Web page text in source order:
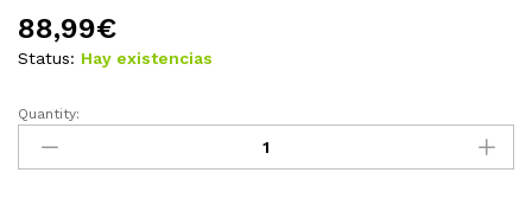
88,99€
Status: Hay existencias
Mesitas
noche
Quantity: